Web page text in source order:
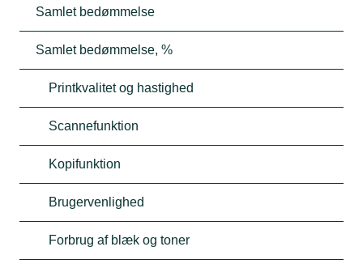
Samlet bedømmelse
Samlet bedømmelse, %
Printkvalitet og hastighed
Scannefunktion
Kopifunktion
Brugervenlighed
Forbrug af blæk og toner